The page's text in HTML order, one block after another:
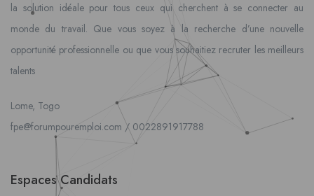
la solution idéale pour tous ceux qui cherchent à se connecter au
monde du travail. Que vous soyez à la recherche d’une nouvelle
opportunité professionnelle ou que vous souhaitiez recruter les meilleurs
talents
Lome, Togo
fpe@forumpouremploi.com / 0022891917788
Espaces Candidats